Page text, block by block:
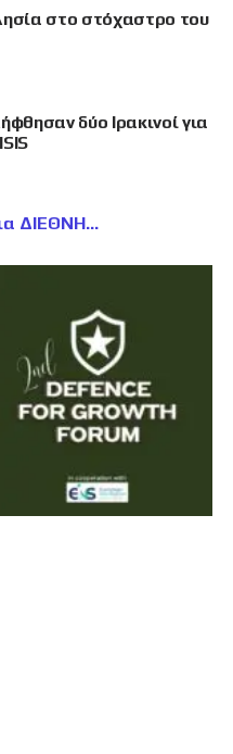
στο στόχαστρο του
δύο Ιρακινοί για
ΔΙΕΘΝΗ